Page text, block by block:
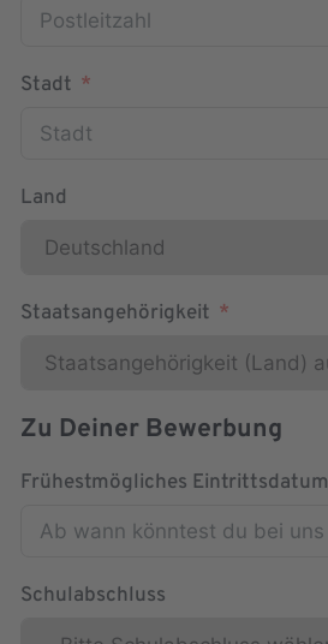
Stadt
Land
Staatsangehörigkeit
Zu Deiner Bewerbung
Frühestmögliches Eintrittsdatum
Schulabschluss